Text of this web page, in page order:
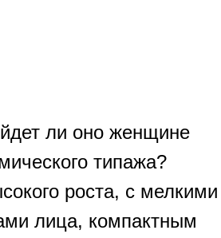
ли оно женщине
типажа?
роста, с мелкими
лица, компактным